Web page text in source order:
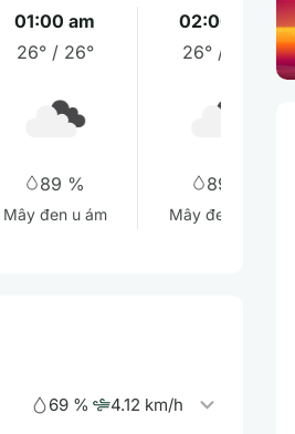
01:00 am
26° / 26°
89 %
Mây đen u ám
02:00 am
26° / 26°
89 %
Mây đen u ám
69 % 4.12 km/h